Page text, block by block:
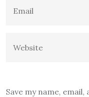
Save my name,